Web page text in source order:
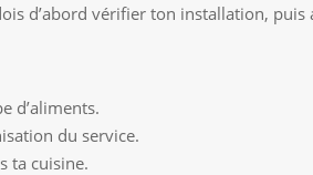
d’abord vérifier ton installation, puis
d’aliments.
du service.
ta cuisine.